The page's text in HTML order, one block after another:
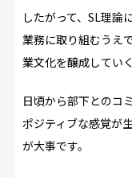
したがって、SL理論
業務に取り組むうえ
業文化を醸成してい
日頃から部下とのコ
ポジティブな感覚が
が大事です。